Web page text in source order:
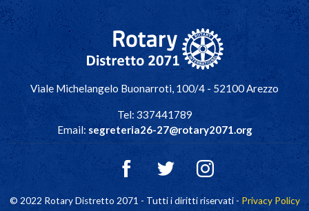
Navigazione principale
Viale Michelangelo Buonarroti, 100/4 - 52100 Arezzo
Tel: 337441789
Email:segreteria26-27@rotary2071.org
© 2022 Rotary Distretto 2071 - Tutti i diritti riservati - Privacy Policy